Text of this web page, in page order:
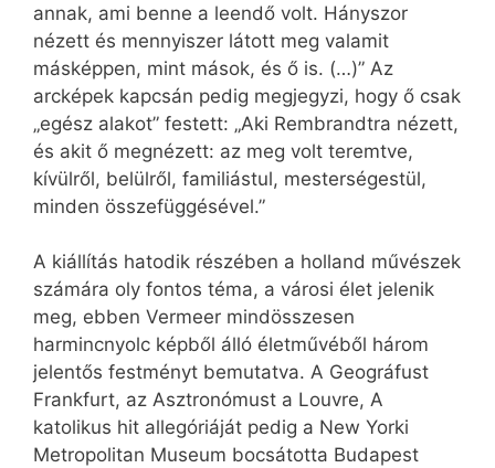
annak, ami benne a leendő volt. Hányszor
nézett és mennyiszer látott meg valamit
másképpen, mint mások, és ő is. (…)” Az
arcképek kapcsán pedig megjegyzi, hogy ő csak
„egész alakot” festett: „Aki Rembrandtra nézett,
és akit ő megnézett: az meg volt teremtve,
kívülről, belülről, familiástul, mesterségestül,
minden összefüggésével.”
A kiállítás hatodik részében a holland művészek
számára oly fontos téma, a városi élet jelenik
meg, ebben Vermeer mindösszesen
harmincnyolc képből álló életművéből három
jelentős festményt bemutatva. A Geográfust
Frankfurt, az Asztronómust a Louvre, A
katolikus hit allegóriáját pedig a New Yorki
Metropolitan Museum bocsátotta Budapest